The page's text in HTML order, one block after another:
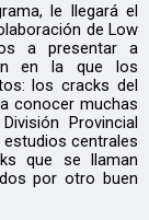
le llegará el
de Low
a presentar a
en la que los
los cracks del
conocer muchas
Provincial
centrales
que se llaman
por otro buen